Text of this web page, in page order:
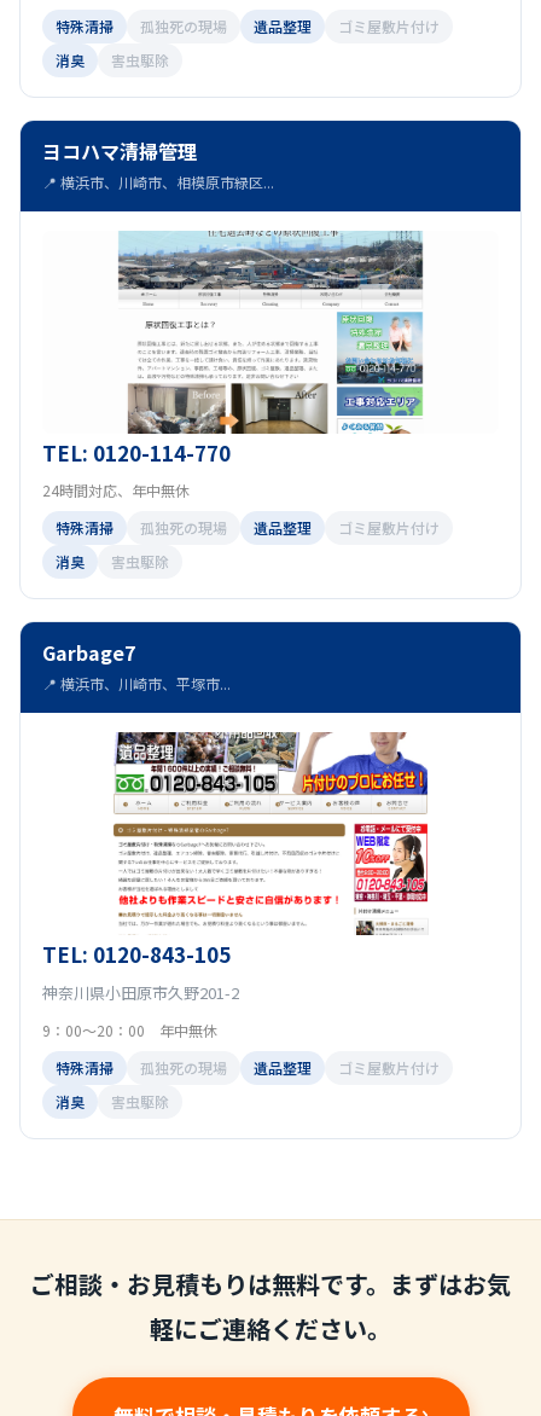
特殊清掃
孤独死の現場 遺品整理
ゴミ屋敷片付け
消臭
害虫駆除
ヨコハマ清掃管理
📍 横浜市、川崎市、相模原市緑区...
TEL: 0120-114-770
24時間対応、年中無休
特殊清掃
孤独死の現場 遺品整理
ゴミ屋敷片付け
消臭
害虫駆除
Garbage7
📍 横浜市、川崎市、平塚市...
TEL: 0120-843-105
神奈川県小田原市久野201-2
9：00～20：00 年中無休
特殊清掃
孤独死の現場 遺品整理
ゴミ屋敷片付け
消臭
害虫駆除
ご相談・お見積もりは無料です。まずはお気
軽にご連絡ください。